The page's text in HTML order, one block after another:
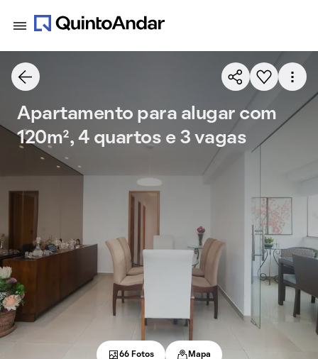
Apartamento para alugar com
120m², 4 quartos e 3 vagas
66 Fotos Mapa